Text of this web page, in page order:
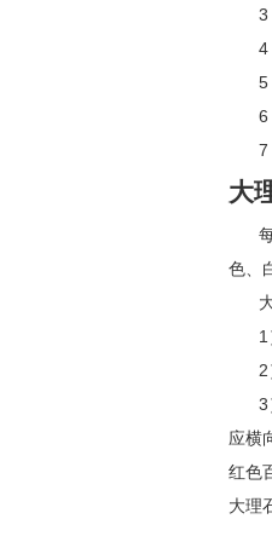
3
4
5
6
7
大
色、
3
应横
红色
大理